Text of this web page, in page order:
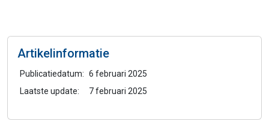
Artikelinformatie
Publicatiedatum: 6 februari 2025
Laatste update:
7 februari 2025